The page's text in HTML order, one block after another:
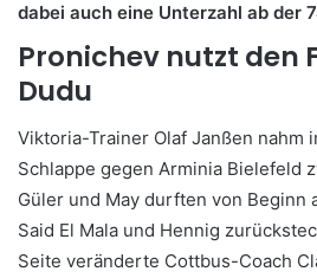
dabei auch eine Unterzahl ab der
Pronichev nutzt den
Dudu
Viktoria-Trainer Olaf Janßen nahm
Schlappe gegen Arminia Bielefeld
Güler und May durften von Beginn
Said El Mala und Hennig
Seite veränderte Cottbus-Coach